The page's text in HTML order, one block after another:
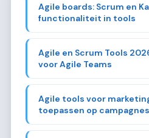
Agile boards: Scrum en
functionaliteit in tools
Agile en Scrum Tools
voor Agile Teams
Agile tools voor
toepassen op campagnes